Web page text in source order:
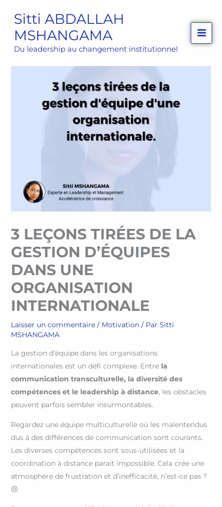
contenu
Sitti ABDALLAH
MSHANGAMA
Du leadership au changement institutionnel
3 LEÇONS TIRÉES DE LA
GESTION D’ÉQUIPES
DANS UNE
ORGANISATION
INTERNATIONALE
Laisser un commentaire / Motivation/ Par Sitti
MSHANGAMA
La gestion d’équipe dans les organisations
internationales est un défi complexe. Entre la
communication transculturelle, la diversité des
compétences et le leadership à distance, les obstacles
peuvent parfois sembler insurmontables.
Regardez une équipe multiculturelle où les malentendus
dus à des différences de communication sont courants.
Les diverses compétences sont sous-utilisées et la
coordination à distance parait impossible. Cela crée une
atmosphère de frustration et d’inefficacité, n’est-ce pas ?
😣